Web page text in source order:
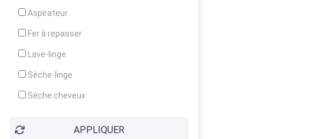
Aspirateur
Fer à repasser
Lave-linge
Sèche-linge
Sèche cheveux
APPLIQUER